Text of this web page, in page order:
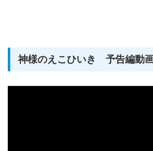
神様のえこひいき 予告編動